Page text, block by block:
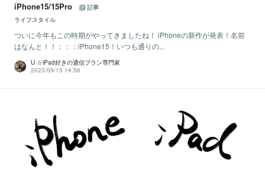
iPhone15/15Pro
記事
ライフスタイル
ついに今年もこの時期がやってきましたね！ iPhoneの新作が発表！名前
はなんと！！：：：iPhone15！いつも通りの...
U ☆iPad好きの通信プラン専門家
2023/09/15 14:56